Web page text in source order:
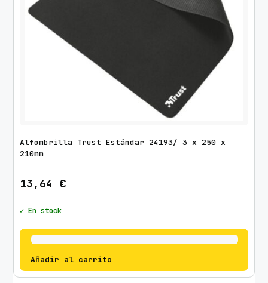
Alfombrilla Trust Estándar 24193/ 3 x 250 x
210mm
13,64 €
✓ En stock
Añadir al carrito